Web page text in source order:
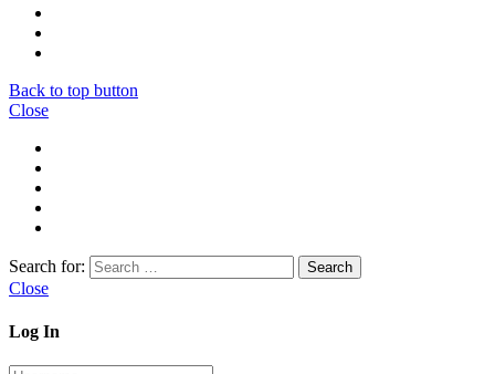
Back to top button
Close
Search for:
Close
Log In